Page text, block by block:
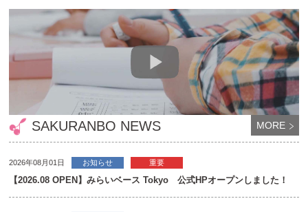
SAKURANBO NEWS MORE
2026年08月01日 お知らせ 重要
【2026.08 OPEN】みらいベース Tokyo 公式HPオープンしました！